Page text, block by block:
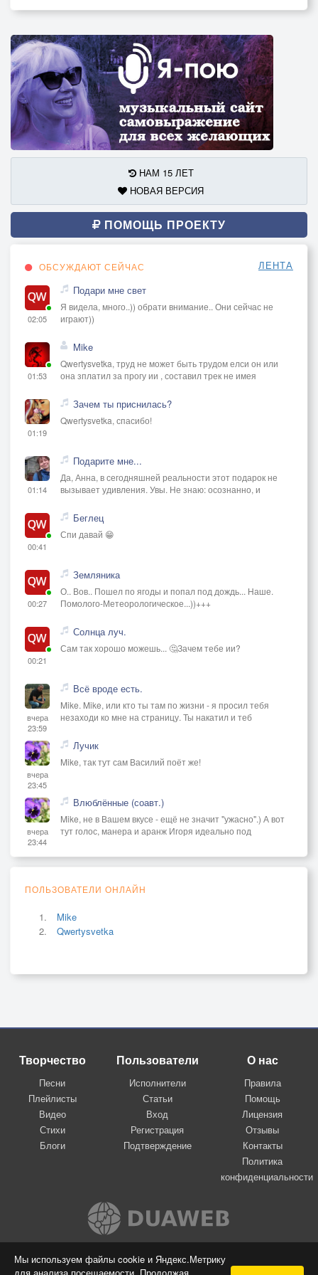
Мы используем файлы cookie и Яндекс.Метрику
НАМ 15 ЛЕТ
НОВАЯ ВЕРСИЯ
ПОМОЩЬ ПРОЕКТУ
ОБСУЖДАЮТ СЕЙЧАС ЛЕНТА
02:05
Подари мне свет
Я видела, много..)) обрати внимание.. Они сейчас не
играют))
01:53
Mike
Qwertysvetka, труд не может быть трудом елси он или
она зплатил за прогу ии , составил трек не имея
01:19
Зачем ты приснилась?
Qwertysvetka, спасибо!
01:14
Подарите мне...
Да, Анна, в сегодняшней реальности этот подарок не
вызывает удивления. Увы. Не знаю: осознанно, и
00:41
Беглец
Спи давай 😁
00:27
Земляника
О.. Вов.. Пошел по ягоды и попал под дождь... Наше.
Помолого-Метеорологическое...))+++
00:21
Солнца луч.
Сам так хорошо можешь... 🤔Зачем тебе ии?
вчера
23:59
Всё вроде есть.
Mike. Mike, или кто ты там по жизни - я просил тебя
незаходи ко мне на страницу. Ты накатил и теб
вчера
23:45
Лучик
Mike, так тут сам Василий поёт же!
вчера
23:44
Влюблённые (соавт.)
Mike, не в Вашем вкусе - ещё не значит "ужасно".) А вот
тут голос, манера и аранж Игоря идеально под
ПОЛЬЗОВАТЕЛИ ОНЛАЙН
Mike
Qwertysvetka
Творчество
Песни
Плейлисты
Видео
Стихи
Блоги
Пользователи
Исполнители
Статьи
Вход
Регистрация
Подтверждение
О нас
Правила
Помощь
Лицензия
Отзывы
Контакты
Политика
конфиденциальности
Вконтакте